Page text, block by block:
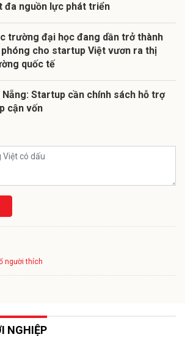
đa nguồn lực phát triển
trường đại học đang dần trở thành
phóng cho startup Việt vươn ra thị
quốc tế
Startup cần chính sách hỗ trợ
cận vốn
người thích
NGHIỆP